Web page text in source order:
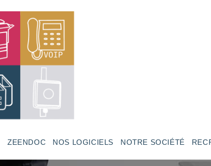
ZEENDOC NOS LOGICIELS NOTRE SOCIÉTÉ